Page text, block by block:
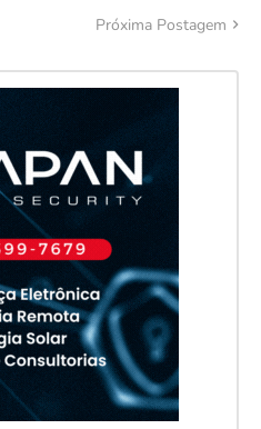
Próxima Postagem